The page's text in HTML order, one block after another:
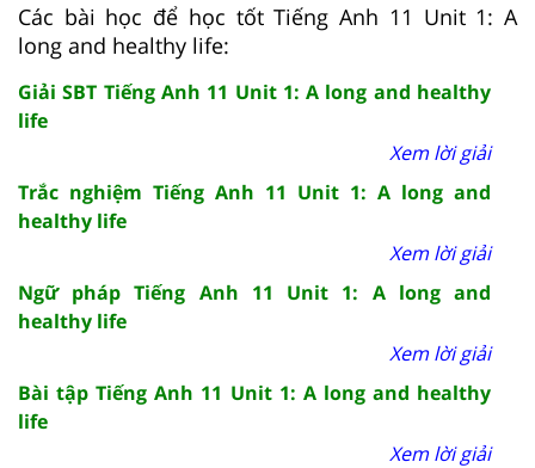
Các bài học để học tốt Tiếng Anh 11 Unit 1: A
long and healthy life:
Giải SBT Tiếng Anh 11 Unit 1: A long and healthy
life
Xem lời giải
Trắc nghiệm Tiếng Anh 11 Unit 1: A long and
healthy life
Xem lời giải
Ngữ pháp Tiếng Anh 11 Unit 1: A long and
healthy life
Xem lời giải
Bài tập Tiếng Anh 11 Unit 1: A long and healthy
life
Xem lời giải